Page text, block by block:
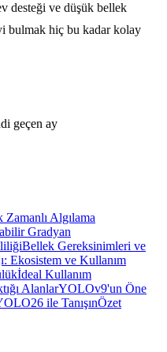
desteği ve düşük bellek
bulmak hiç bu kadar kolay
geçen ay
Algılama
Gradyan
Bellek Gereksinimleri ve
Ekosistem ve Kullanım
İdeal Kullanım
AlanlarYOLOv9'un Öne
ile TanışınÖzet